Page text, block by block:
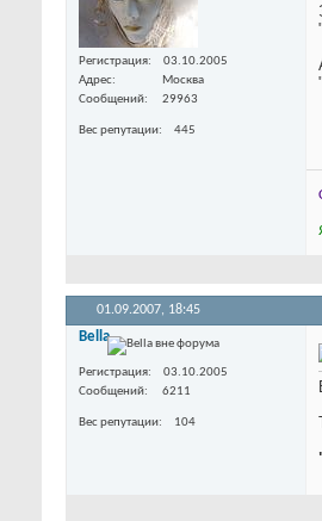
Регистрация
03.10.2005
Адрес
Москва
Сообщений
29963
Вес репутации 445
01.09.2007, 18:45
Bella
Регистрация
03.10.2005
Сообщений
6211
Вес репутации 104